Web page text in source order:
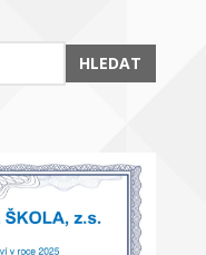
HLEDAT